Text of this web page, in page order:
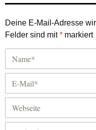
Deine E-Mail-Adresse
Felder sind mit* markiert